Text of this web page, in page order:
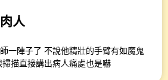
人
一陣子了 不說他精壯的手臂有如魔鬼
描直接講出病人痛處也是嚇